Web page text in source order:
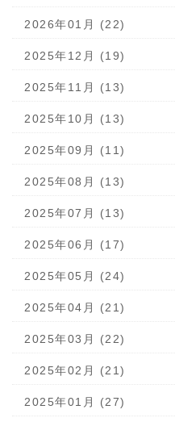
2026年01月 (22)
2025年12月 (19)
2025年11月 (13)
2025年10月 (13)
2025年09月 (11)
2025年08月 (13)
2025年07月 (13)
2025年06月 (17)
2025年05月 (24)
2025年04月 (21)
2025年03月 (22)
2025年02月 (21)
2025年01月 (27)